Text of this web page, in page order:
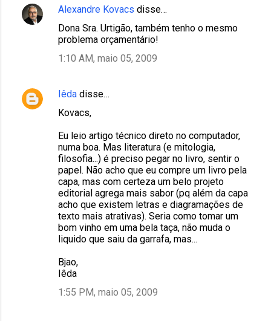
Alexandre Kovacs disse…
Dona Sra. Urtigão, também tenho o mesmo
problema orçamentário!
1:10 AM, maio 05, 2009
Iêda disse…
Kovacs,
Eu leio artigo técnico direto no computador,
numa boa. Mas literatura (e mitologia,
filosofia...) é preciso pegar no livro, sentir o
papel. Não acho que eu compre um livro pela
capa, mas com certeza um belo projeto
editorial agrega mais sabor (pq além da capa
acho que existem letras e diagramações de
texto mais atrativas). Seria como tomar um
bom vinho em uma bela taça, não muda o
liquido que saiu da garrafa, mas...
Bjao,
Iêda
1:55 PM, maio 05, 2009